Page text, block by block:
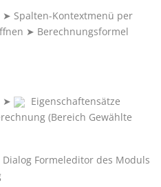
➤ Spalten-Kontextmenü per
➤ Berechnungsformel
➤
Eigenschaftensätze
(Bereich Gewählte